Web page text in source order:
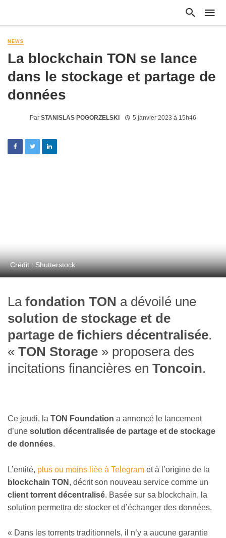
NEWS
La blockchain TON se lance
dans le stockage et partage de
données
Par STANISLAS POGORZELSKI 5 janvier 2023 à 15h46
Crédit : Shutterstock
La fondation TON a dévoilé une
solution de stockage et de
partage de fichiers décentralisée.
« TON Storage » proposera des
incitations financières en Toncoin.
Ce jeudi, la TON Foundation a annoncé le lancement
d’une solution décentralisée de partage et de stockage
de données.
L’entité, plus ou moins liée à Telegram et à l’origine de la
blockchain TON , décrit son nouveau service comme un
client torrent décentralisé. Basée sur sa blockchain, la
solution permettra de stocker et d’échanger des données.
« Dans les torrents traditionnels, il n’y a aucune garantie